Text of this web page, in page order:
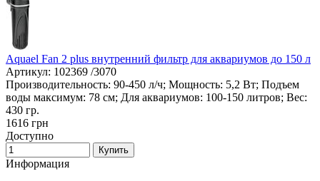
Aquael Fan 2 plus внутренний фильтр для аквариумов до 150 л
Артикул: 102369 /3070
Производительность: 90-450 л/ч; Мощность: 5,2 Вт; Подъем
воды максимум: 78 см; Для аквариумов: 100-150 литров; Вес:
430 гр.
1616 грн
Доступно
Купить
Информация